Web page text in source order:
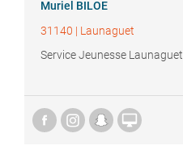
Muriel BILOE
31140 | Launaguet
Service Jeunesse Launaguet
